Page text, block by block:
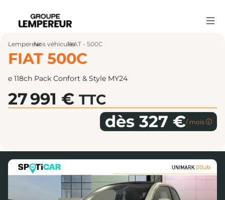
Lempereur
›
Nos véhicules
›
FIAT - 500C
FIAT 500C
e 118ch Pack Confort & Style MY24
27 991 € TTC
dès 327 €/ mois